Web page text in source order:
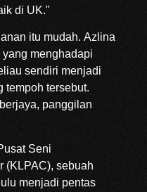
di UK."
itu mudah. Azlina
menghadapi
sendiri menjadi
tempoh tersebut.
panggilan
Seni
(KLPAC), sebuah
menjadi pentas